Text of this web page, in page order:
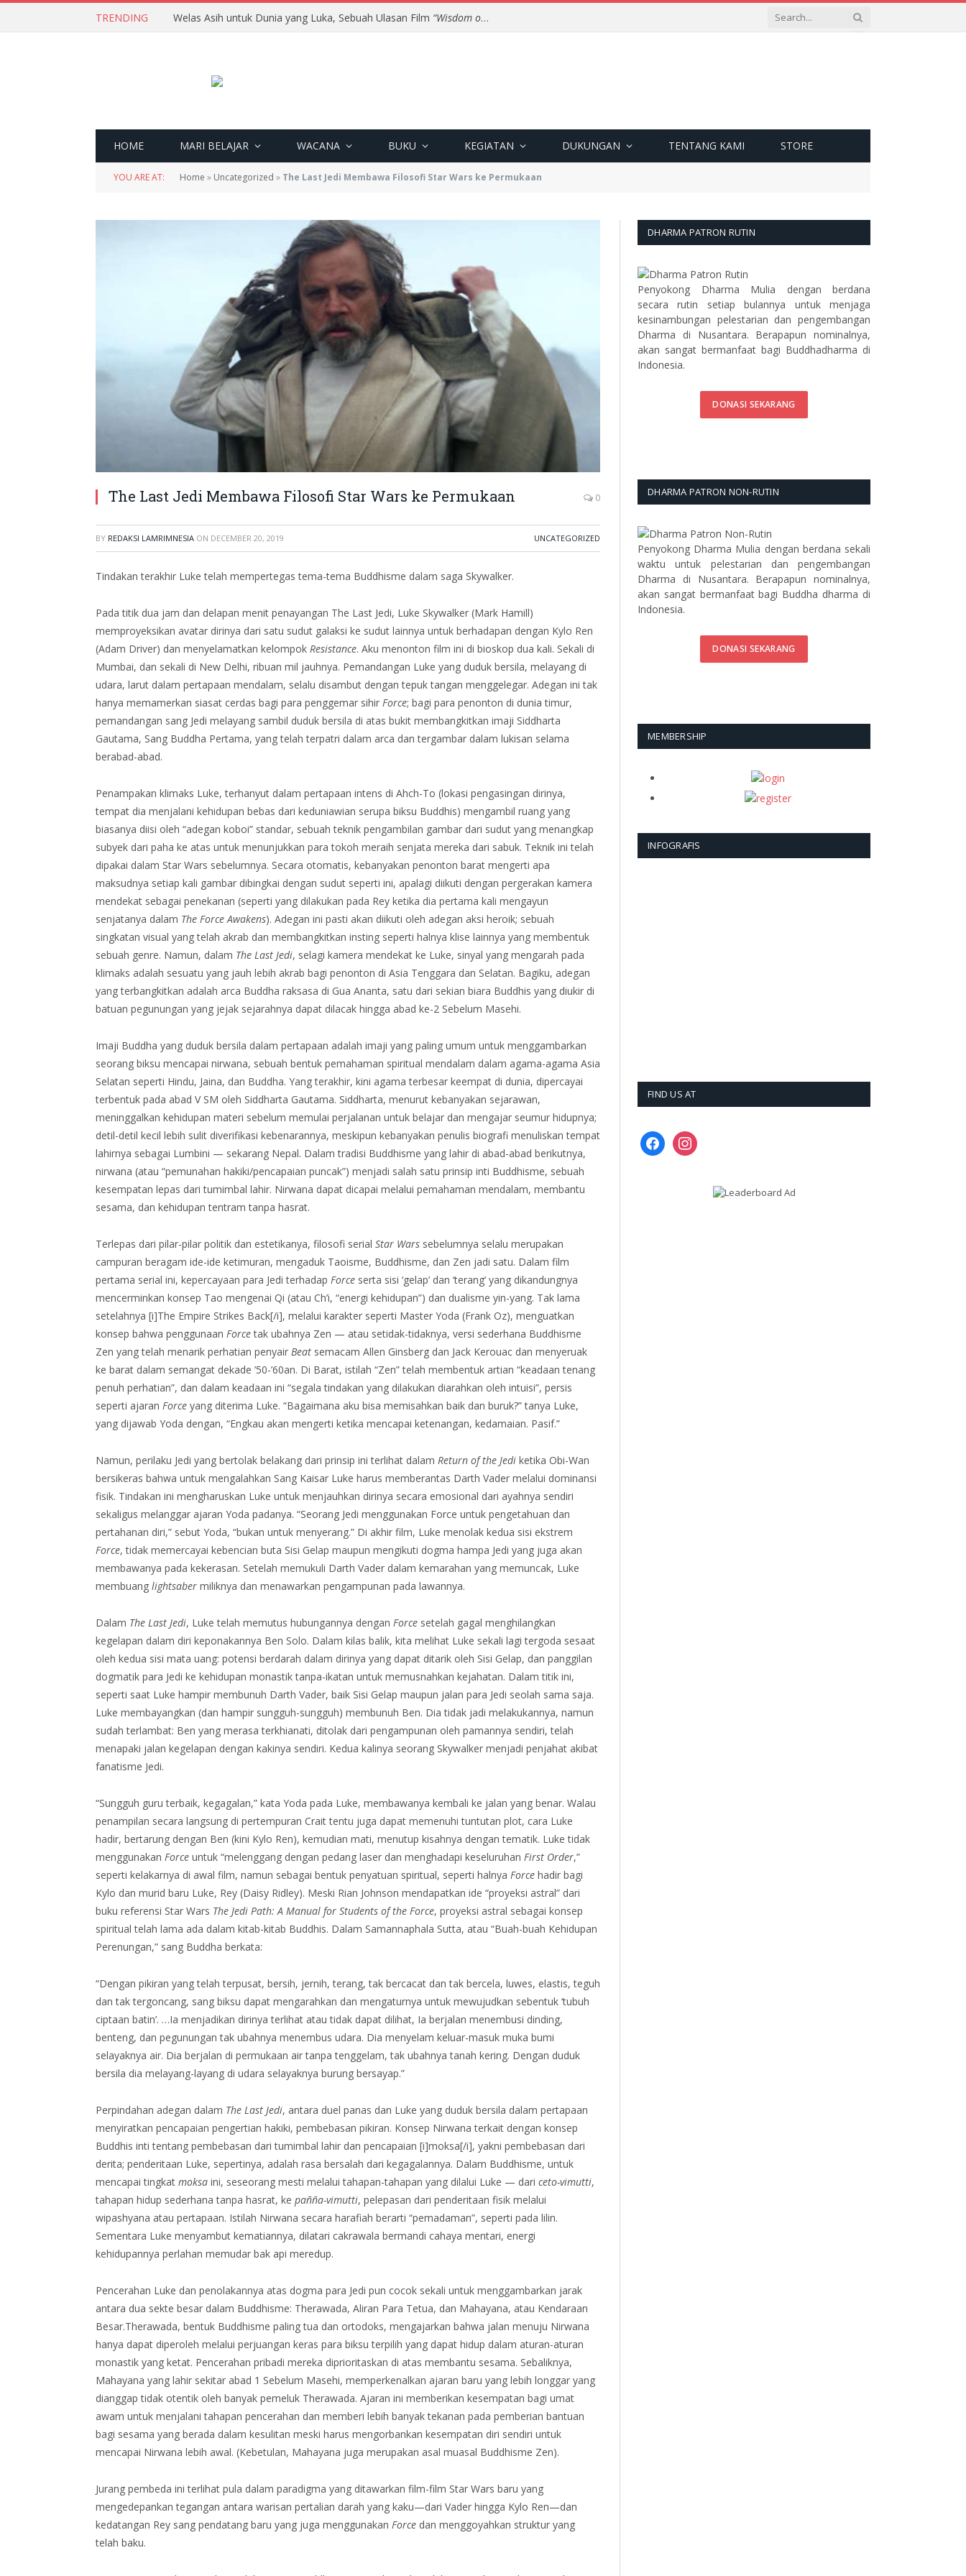
TRENDING Welas Asih untuk Dunia yang Luka, Sebuah Ulasan Film “Wisdom of Happiness”
HOME MARI BELAJAR WACANA BUKU KEGIATAN DUKUNGAN TENTANG KAMI STORE
YOU ARE AT: Home » Uncategorized » The Last Jedi Membawa Filosofi Star Wars ke Permukaan
The Last Jedi Membawa Filosofi Star Wars ke Permukaan 0
BY REDAKSI LAMRIMNESIA ON DECEMBER 20, 2019 UNCATEGORIZED
Tindakan terakhir Luke telah mempertegas tema-tema Buddhisme dalam saga Skywalker.
Pada titik dua jam dan delapan menit penayangan The Last Jedi, Luke Skywalker (Mark Hamill)
memproyeksikan avatar dirinya dari satu sudut galaksi ke sudut lainnya untuk berhadapan dengan Kylo Ren
(Adam Driver) dan menyelamatkan kelompok Resistance. Aku menonton film ini di bioskop dua kali. Sekali di
Mumbai, dan sekali di New Delhi, ribuan mil jauhnya. Pemandangan Luke yang duduk bersila, melayang di
udara, larut dalam pertapaan mendalam, selalu disambut dengan tepuk tangan menggelegar. Adegan ini tak
hanya memamerkan siasat cerdas bagi para penggemar sihir Force; bagi para penonton di dunia timur,
pemandangan sang Jedi melayang sambil duduk bersila di atas bukit membangkitkan imaji Siddharta
Gautama, Sang Buddha Pertama, yang telah terpatri dalam arca dan tergambar dalam lukisan selama
berabad-abad.
Penampakan klimaks Luke, terhanyut dalam pertapaan intens di Ahch-To (lokasi pengasingan dirinya,
tempat dia menjalani kehidupan bebas dari keduniawian serupa biksu Buddhis) mengambil ruang yang
biasanya diisi oleh “adegan koboi” standar, sebuah teknik pengambilan gambar dari sudut yang menangkap
subyek dari paha ke atas untuk menunjukkan para tokoh meraih senjata mereka dari sabuk. Teknik ini telah
dipakai dalam Star Wars sebelumnya. Secara otomatis, kebanyakan penonton barat mengerti apa
maksudnya setiap kali gambar dibingkai dengan sudut seperti ini, apalagi diikuti dengan pergerakan kamera
mendekat sebagai penekanan (seperti yang dilakukan pada Rey ketika dia pertama kali mengayun
senjatanya dalam The Force Awakens). Adegan ini pasti akan diikuti oleh adegan aksi heroik; sebuah
singkatan visual yang telah akrab dan membangkitkan insting seperti halnya klise lainnya yang membentuk
sebuah genre. Namun, dalam The Last Jedi, selagi kamera mendekat ke Luke, sinyal yang mengarah pada
klimaks adalah sesuatu yang jauh lebih akrab bagi penonton di Asia Tenggara dan Selatan. Bagiku, adegan
yang terbangkitkan adalah arca Buddha raksasa di Gua Ananta, satu dari sekian biara Buddhis yang diukir di
batuan pegunungan yang jejak sejarahnya dapat dilacak hingga abad ke-2 Sebelum Masehi.
Imaji Buddha yang duduk bersila dalam pertapaan adalah imaji yang paling umum untuk menggambarkan
seorang biksu mencapai nirwana, sebuah bentuk pemahaman spiritual mendalam dalam agama-agama Asia
Selatan seperti Hindu, Jaina, dan Buddha. Yang terakhir, kini agama terbesar keempat di dunia, dipercayai
terbentuk pada abad V SM oleh Siddharta Gautama. Siddharta, menurut kebanyakan sejarawan,
meninggalkan kehidupan materi sebelum memulai perjalanan untuk belajar dan mengajar seumur hidupnya;
detil-detil kecil lebih sulit diverifikasi kebenarannya, meskipun kebanyakan penulis biografi menuliskan tempat
lahirnya sebagai Lumbini — sekarang Nepal. Dalam tradisi Buddhisme yang lahir di abad-abad berikutnya,
nirwana (atau “pemunahan hakiki/pencapaian puncak”) menjadi salah satu prinsip inti Buddhisme, sebuah
kesempatan lepas dari tumimbal lahir. Nirwana dapat dicapai melalui pemahaman mendalam, membantu
sesama, dan kehidupan tentram tanpa hasrat.
Terlepas dari pilar-pilar politik dan estetikanya, filosofi serial Star Wars sebelumnya selalu merupakan
campuran beragam ide-ide ketimuran, mengaduk Taoisme, Buddhisme, dan Zen jadi satu. Dalam film
pertama serial ini, kepercayaan para Jedi terhadap Force serta sisi ‘gelap’ dan ‘terang’ yang dikandungnya
mencerminkan konsep Tao mengenai Qi (atau Ch’i, “energi kehidupan”) dan dualisme yin-yang. Tak lama
setelahnya [i]The Empire Strikes Back[/i], melalui karakter seperti Master Yoda (Frank Oz), menguatkan
konsep bahwa penggunaan Forcetak ubahnya Zen — atau setidak-tidaknya, versi sederhana Buddhisme
Zen yang telah menarik perhatian penyair Beat semacam Allen Ginsberg dan Jack Kerouac dan menyeruak
ke barat dalam semangat dekade ’50-’60an. Di Barat, istilah “Zen” telah membentuk artian “keadaan tenang
penuh perhatian”, dan dalam keadaan ini “segala tindakan yang dilakukan diarahkan oleh intuisi”, persis
seperti ajaran Force yang diterima Luke. “Bagaimana aku bisa memisahkan baik dan buruk?” tanya Luke,
yang dijawab Yoda dengan, “Engkau akan mengerti ketika mencapai ketenangan, kedamaian. Pasif.”
Namun, perilaku Jedi yang bertolak belakang dari prinsip ini terlihat dalam Return of the Jedi ketika Obi-Wan
bersikeras bahwa untuk mengalahkan Sang Kaisar Luke harus memberantas Darth Vader melalui dominansi
fisik. Tindakan ini mengharuskan Luke untuk menjauhkan dirinya secara emosional dari ayahnya sendiri
sekaligus melanggar ajaran Yoda padanya. “Seorang Jedi menggunakan Force untuk pengetahuan dan
pertahanan diri,” sebut Yoda, “bukan untuk menyerang.” Di akhir film, Luke menolak kedua sisi ekstrem
Force, tidak memercayai kebencian buta Sisi Gelap maupun mengikuti dogma hampa Jedi yang juga akan
membawanya pada kekerasan. Setelah memukuli Darth Vader dalam kemarahan yang memuncak, Luke
membuang lightsaber miliknya dan menawarkan pengampunan pada lawannya.
Dalam The Last Jedi, Luke telah memutus hubungannya dengan Force setelah gagal menghilangkan
kegelapan dalam diri keponakannya Ben Solo. Dalam kilas balik, kita melihat Luke sekali lagi tergoda sesaat
oleh kedua sisi mata uang: potensi berdarah dalam dirinya yang dapat ditarik oleh Sisi Gelap, dan panggilan
dogmatik para Jedi ke kehidupan monastik tanpa-ikatan untuk memusnahkan kejahatan. Dalam titik ini,
seperti saat Luke hampir membunuh Darth Vader, baik Sisi Gelap maupun jalan para Jedi seolah sama saja.
Luke membayangkan (dan hampir sungguh-sungguh) membunuh Ben. Dia tidak jadi melakukannya, namun
sudah terlambat: Ben yang merasa terkhianati, ditolak dari pengampunan oleh pamannya sendiri, telah
menapaki jalan kegelapan dengan kakinya sendiri. Kedua kalinya seorang Skywalker menjadi penjahat akibat
fanatisme Jedi.
“Sungguh guru terbaik, kegagalan,” kata Yoda pada Luke, membawanya kembali ke jalan yang benar. Walau
penampilan secara langsung di pertempuran Crait tentu juga dapat memenuhi tuntutan plot, cara Luke
hadir, bertarung dengan Ben (kini Kylo Ren), kemudian mati, menutup kisahnya dengan tematik. Luke tidak
menggunakan Force untuk “melenggang dengan pedang laser dan menghadapi keseluruhan First Order,”
seperti kelakarnya di awal film, namun sebagai bentuk penyatuan spiritual, seperti halnya Force hadir bagi
Kylo dan murid baru Luke, Rey (Daisy Ridley). Meski Rian Johnson mendapatkan ide “proyeksi astral” dari
buku referensi Star Wars The Jedi Path: A Manual for Students of the Force, proyeksi astral sebagai konsep
spiritual telah lama ada dalam kitab-kitab Buddhis. Dalam Samannaphala Sutta, atau “Buah-buah Kehidupan
Perenungan,” sang Buddha berkata:
“Dengan pikiran yang telah terpusat, bersih, jernih, terang, tak bercacat dan tak bercela, luwes, elastis, teguh
dan tak tergoncang, sang biksu dapat mengarahkan dan mengaturnya untuk mewujudkan sebentuk ‘tubuh
ciptaan batin’. …Ia menjadikan dirinya terlihat atau tidak dapat dilihat, Ia berjalan menembusi dinding,
benteng, dan pegunungan tak ubahnya menembus udara. Dia menyelam keluar-masuk muka bumi
selayaknya air. Dia berjalan di permukaan air tanpa tenggelam, tak ubahnya tanah kering. Dengan duduk
bersila dia melayang-layang di udara selayaknya burung bersayap.”
Perpindahan adegan dalam The Last Jedi, antara duel panas dan Luke yang duduk bersila dalam pertapaan
menyiratkan pencapaian pengertian hakiki, pembebasan pikiran. Konsep Nirwana terkait dengan konsep
Buddhis inti tentang pembebasan dari tumimbal lahir dan pencapaian [i]moksa[/i], yakni pembebasan dari
derita; penderitaan Luke, sepertinya, adalah rasa bersalah dari kegagalannya. Dalam Buddhisme, untuk
mencapai tingkat moksa ini, seseorang mesti melalui tahapan-tahapan yang dilalui Luke — dari ceto-vimutti,
tahapan hidup sederhana tanpa hasrat, ke pañña-vimutti, pelepasan dari penderitaan fisik melalui
wipashyana atau pertapaan. Istilah Nirwana secara harafiah berarti “pemadaman”, seperti pada lilin.
Sementara Luke menyambut kematiannya, dilatari cakrawala bermandi cahaya mentari, energi
kehidupannya perlahan memudar bak api meredup.
Pencerahan Luke dan penolakannya atas dogma para Jedi pun cocok sekali untuk menggambarkan jarak
antara dua sekte besar dalam Buddhisme: Therawada, Aliran Para Tetua, dan Mahayana, atau Kendaraan
Besar.Therawada, bentuk Buddhisme paling tua dan ortodoks, mengajarkan bahwa jalan menuju Nirwana
hanya dapat diperoleh melalui perjuangan keras para biksu terpilih yang dapat hidup dalam aturan-aturan
monastik yang ketat. Pencerahan pribadi mereka diprioritaskan di atas membantu sesama. Sebaliknya,
Mahayana yang lahir sekitar abad 1 Sebelum Masehi, memperkenalkan ajaran baru yang lebih longgar yang
dianggap tidak otentik oleh banyak pemeluk Therawada. Ajaran ini memberikan kesempatan bagi umat
awam untuk menjalani tahapan pencerahan dan memberi lebih banyak tekanan pada pemberian bantuan
bagi sesama yang berada dalam kesulitan meski harus mengorbankan kesempatan diri sendiri untuk
mencapai Nirwana lebih awal. (Kebetulan, Mahayana juga merupakan asal muasal Buddhisme Zen).
Jurang pembeda ini terlihat pula dalam paradigma yang ditawarkan film-film Star Wars baru yang
mengedepankan tegangan antara warisan pertalian darah yang kaku—dari Vader hingga Kylo Ren—dan
kedatangan Rey sang pendatang baru yang juga menggunakan Force dan menggoyahkan struktur yang
telah baku.
DHARMA PATRON RUTIN
Penyokong Dharma Mulia dengan berdana
secara rutin setiap bulannya untuk menjaga
kesinambungan pelestarian dan pengembangan
Dharma di Nusantara. Berapapun nominalnya,
akan sangat bermanfaat bagi Buddhadharma di
Indonesia.
DONASI SEKARANG
DHARMA PATRON NON-RUTIN
Penyokong Dharma Mulia dengan berdana sekali
waktu untuk pelestarian dan pengembangan
Dharma di Nusantara. Berapapun nominalnya,
akan sangat bermanfaat bagi Buddha dharma di
Indonesia.
DONASI SEKARANG
MEMBERSHIP
INFOGRAFIS
FIND US AT
facebookinstagram